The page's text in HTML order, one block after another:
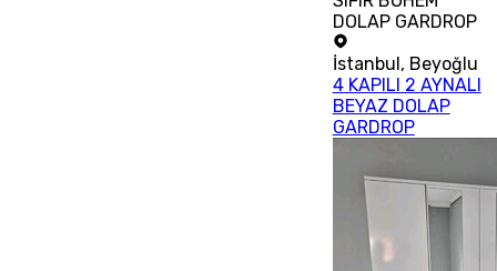
DOLAP GARDROP
İstanbul, Beyoğlu
4 KAPILI 2 AYNALI
BEYAZ DOLAP
GARDROP